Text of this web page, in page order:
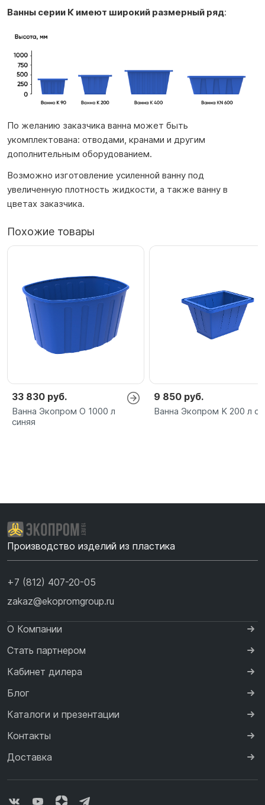
Ванны серии К имеют широкий размерный ряд:
По желанию заказчика ванна может быть
укомплектована: отводами, кранами и другим
дополнительным оборудованием.
Возможно изготовление усиленной ванну под
увеличенную плотность жидкости, а также ванну в
цветах заказчика.
Похожие товары
33 830 руб.
Ванна Экопром O 1000 л
синяя
9 850 руб.
Ванна Экопром K 200 л
Производство изделий из пластика
+7 (812) 407-20-05
zakaz@ekopromgroup.ru
О Компании
Стать партнером
Кабинет дилера
Блог
Каталоги и презентации
Контакты
Доставка